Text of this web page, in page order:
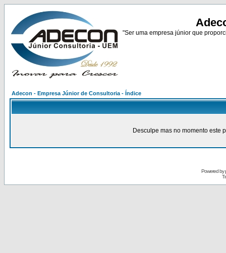
"Ser uma empresa júnior que
Adecon - Empresa Júnior de Consultoria - Índice
Desculpe mas no momento este
Powered by